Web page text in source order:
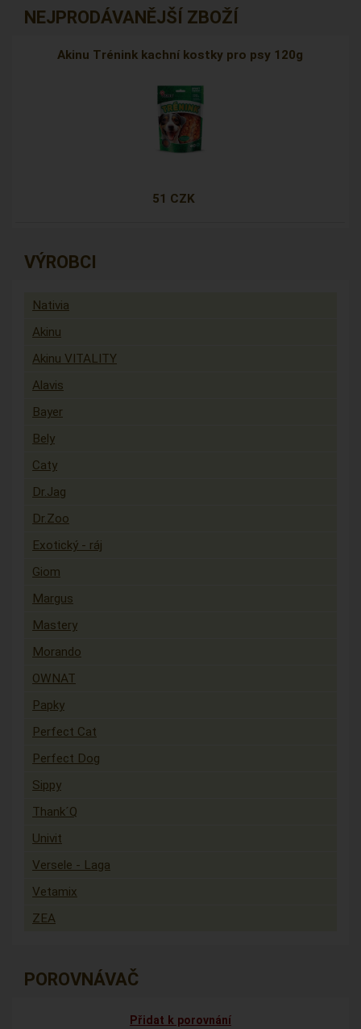
NEJPRODÁVANĚJŠÍ ZBOŽÍ
Akinu Trénink kachní kostky pro psy 120g
51 CZK
VÝROBCI
Nativia
Akinu
Akinu VITALITY
Alavis
Bayer
Bely
Caty
Dr.Jag
Dr.Zoo
Exotický - ráj
Giom
Margus
Mastery
Morando
OWNAT
Papky
Perfect Cat
Perfect Dog
Sippy
Thank´Q
Univit
Versele - Laga
Vetamix
ZEA
POROVNÁVAČ
Přidat k porovnání